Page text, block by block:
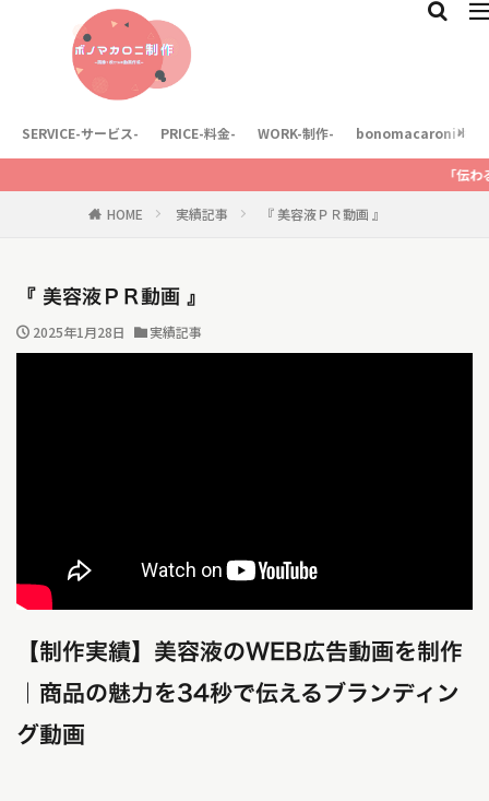
SERVICE-サービス- PRICE-料金- WORK-制作- bonomacaroni-ボノ
「伝わる動
HOME 実績記事 『 美容液ＰＲ動画 』
『 美容液ＰＲ動画 』
2025年1月28日 実績記事
【制作実績】美容液のWEB広告動画を制作
｜商品の魅力を34秒で伝えるブランディン
グ動画